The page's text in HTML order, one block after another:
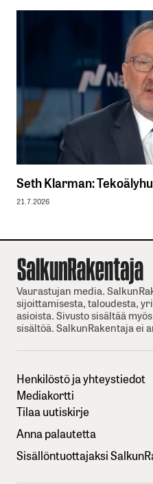
Seth Klarman:
21.7.2026
Vaurastujan media.
sijoittamisesta, taloudesta,
asioista. Sivusto sisältää
sisältöä. SalkunRakentaja ei
Henkilöstö ja yhteystiedot
Mediakortti
Tilaa uutiskirje
Anna palautetta
Sisällöntuottajaksi